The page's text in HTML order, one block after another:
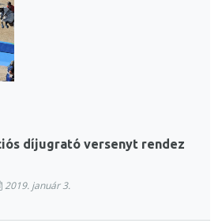
díjugrató versenyt rendez
2019. január 3.